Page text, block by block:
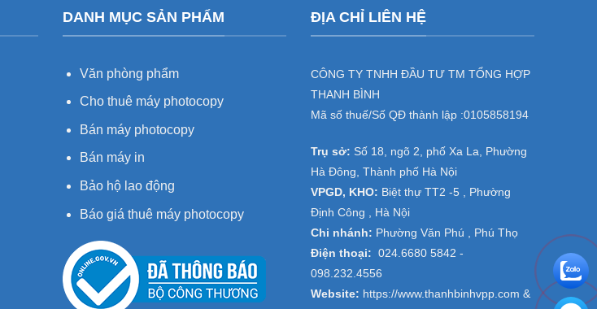
Thường
Hà
máy
Đồng
Hà
Bình
DANH MỤC SẢN PHẨM
Văn phòng phẩm
Cho thuê máy photocopy
Bán máy photocopy
Bán máy in
Bảo hộ lao động
Báo giá thuê máy photocopy
ĐỊA CHỈ LIÊN HỆ
CÔNG TY TNHH ĐẦU TƯ TM TỔNG HỢP
THANH BÌNH
Mã số thuế/Số QĐ thành lập :0105858194
Trụ sở: Số 18, ngõ 2, phố Xa La, Phường
Hà Đông, Thành phố Hà Nội
VPGD, KHO: Biệt thự TT2 -5 , Phường
Định Công , Hà Nội
Chi nhánh: Phường Văn Phú , Phú Thọ
Điện thoại: 024.6680 5842 -
098.232.4556
Website: https://www.thanhbinhvpp.com &